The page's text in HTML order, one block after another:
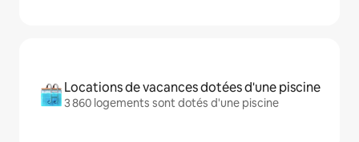
Locations de vacances dotées d'une piscine
3 860 logements sont dotés d'une piscine